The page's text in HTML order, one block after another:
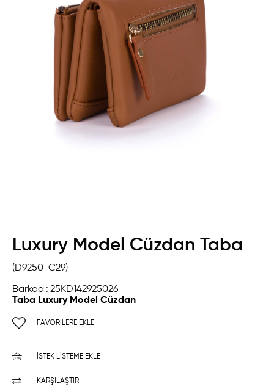
Luxury Model Cüzdan Taba
(D9250-C29)
Barkod : 25KD142925026
Taba Luxury Model Cüzdan
FAVORILERE EKLE
İSTEK LISTEME EKLE
KARŞILAŞTIR